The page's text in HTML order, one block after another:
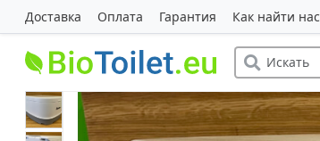
Доставка Оплата Гарантия Как найти нас